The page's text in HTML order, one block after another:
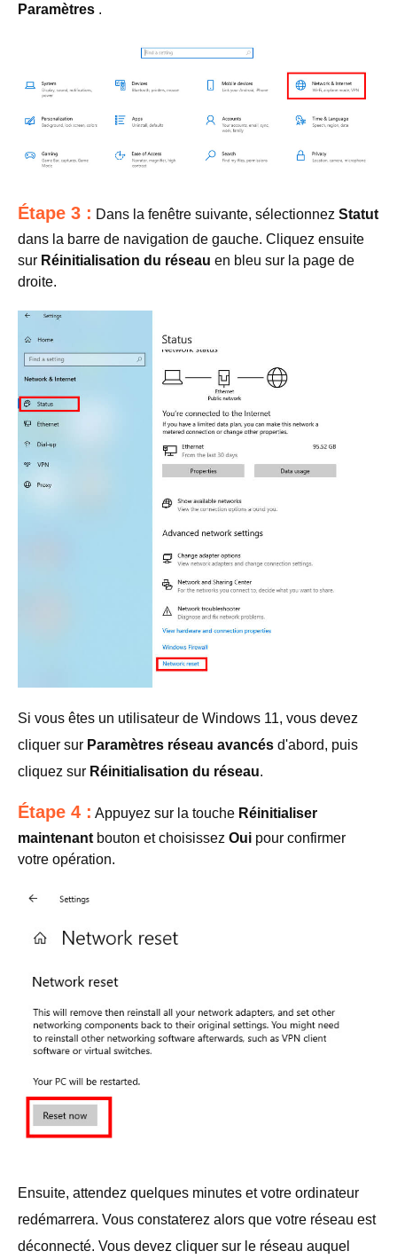
Paramètres .
Étape 3 : Dans la fenêtre suivante, sélectionnez Statut
dans la barre de navigation de gauche. Cliquez ensuite
sur Réinitialisation du réseau en bleu sur la page de
droite.
Si vous êtes un utilisateur de Windows 11, vous devez
cliquer sur Paramètres réseau avancés d'abord, puis
cliquez sur Réinitialisation du réseau.
Étape 4 : Appuyez sur la touche Réinitialiser
maintenant bouton et choisissez Oui pour confirmer
votre opération.
Ensuite, attendez quelques minutes et votre ordinateur
redémarrera. Vous constaterez alors que votre réseau est
déconnecté. Vous devez cliquer sur le réseau auquel